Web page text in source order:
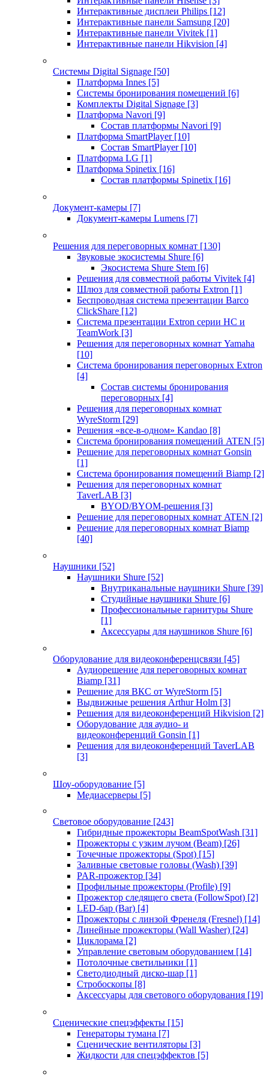
Интерактивные дисплеи Philips [12]
Интерактивные панели Samsung [20]
Интерактивные панели Vivitek [1]
Интерактивные панели Hikvision [4]
Системы Digital Signage [50]
Платформа Innes [5]
Системы бронирования помещений [6]
Комплекты Digital Signage [3]
Платформа Navori [9]
Состав платформы Navori [9]
Платформа SmartPlayer [10]
Состав SmartPlayer [10]
Платформа LG [1]
Платформа Spinetix [16]
Состав платформы Spinetix [16]
Документ-камеры [7]
Документ-камеры Lumens [7]
Решения для переговорных комнат [130]
Звуковые экосистемы Shure [6]
Экосистема Shure Stem [6]
Решения для совместной работы Vivitek [4]
Шлюз для совместной работы Extron [1]
Беспроводная система презентации Barco
ClickShare [12]
Система презентации Extron серии HC и
TeamWork [3]
Решения для переговорных комнат Yamaha
[10]
Система бронирования переговорных Extron
[4]
Состав системы бронирования
переговорных [4]
Решения для переговорных комнат
WyreStorm [29]
Решения «все-в-одном» Kandao [8]
Система бронирования помещений ATEN [5]
Решение для переговорных комнат Gonsin
[1]
Система бронирования помещений Biamp [2]
Решения для переговорных комнат
TaverLAB [3]
BYOD/BYOM-решения [3]
Решение для переговорных комнат ATEN [2]
Решение для переговорных комнат Biamp
[40]
Наушники [52]
Наушники Shure [52]
Внутриканальные наушники Shure [39]
Студийные наушники Shure [6]
Профессиональные гарнитуры Shure
[1]
Аксессуары для наушников Shure [6]
Оборудование для видеоконференцсвязи [45]
Аудиорешение для переговорных комнат
Biamp [31]
Решение для ВКС от WyreStorm [5]
Выдвижные решения Arthur Holm [3]
Решения для видеоконференций Hikvision [2]
Оборудование для аудио- и
видеоконференций Gonsin [1]
Решения для видеоконференций TaverLAB
[3]
Шоу-оборудование [5]
Медиасерверы [5]
Световое оборудование [243]
Гибридные прожекторы BeamSpotWash [31]
Прожекторы с узким лучом (Beam) [26]
Точечные прожекторы (Spot) [15]
Заливные световые головы (Wash) [39]
PAR-прожектор [34]
Профильные прожекторы (Profile) [9]
Прожектор следящего света (FollowSpot) [2]
LED-бар (Bar) [4]
Прожекторы с линзой Френеля (Fresnel) [14]
Линейные прожекторы (Wall Washer) [24]
Циклорама [2]
Управление световым оборудованием [14]
Потолочные светильники [1]
Светодиодный диско-шар [1]
Стробоскопы [8]
Аксессуары для светового оборудования [19]
Сценические спецэффекты [15]
Генераторы тумана [7]
Сценические вентиляторы [3]
Жидкости для спецэффектов [5]